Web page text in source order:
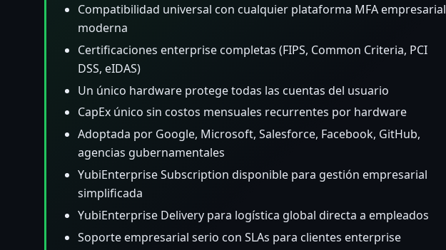
Compatibilidad universal con cualquier plataforma MFA empresarial
moderna
Certificaciones enterprise completas (FIPS, Common Criteria, PCI
DSS, eIDAS)
Un único hardware protege todas las cuentas del usuario
CapEx único sin costos mensuales recurrentes por hardware
Adoptada por Google, Microsoft, Salesforce, Facebook, GitHub,
agencias gubernamentales
YubiEnterprise Subscription disponible para gestión empresarial
simplificada
YubiEnterprise Delivery para logística global directa a empleados
Soporte empresarial serio con SLAs para clientes enterprise